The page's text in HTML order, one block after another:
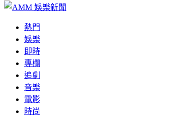
熱門
娛樂
即時
專欄
追劇
音樂
電影
時尚